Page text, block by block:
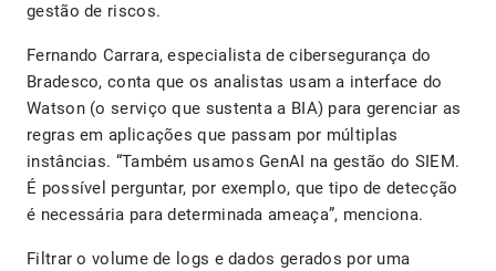
gestão de riscos.
Fernando Carrara, especialista de cibersegurança do
Bradesco, conta que os analistas usam a interface do
Watson (o serviço que sustenta a BIA) para gerenciar as
regras em aplicações que passam por múltiplas
instâncias. “Também usamos GenAI na gestão do SIEM.
É possível perguntar, por exemplo, que tipo de detecção
é necessária para determinada ameaça”, menciona.
Filtrar o volume de logs e dados gerados por uma